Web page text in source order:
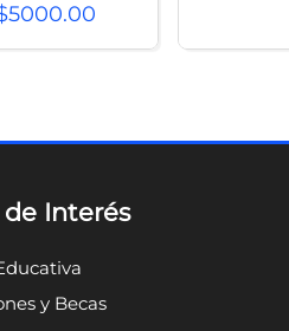
5000.00
de Interés
y Becas